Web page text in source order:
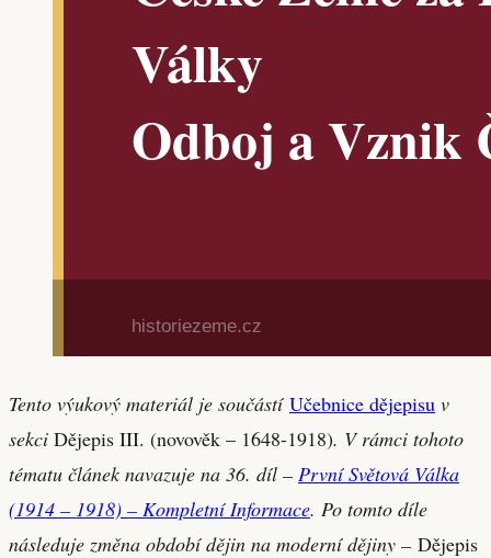
Tento výukový materiál je součástí Učebnice dějepisu v
sekci Dějepis III. (novověk – 1648-1918). V rámci tohoto
tématu článek navazuje na 36. díl – První Světová Válka
(1914 – 1918) – Kompletní Informace. Po tomto díle
následuje změna období dějin na moderní dějiny – Dějepis